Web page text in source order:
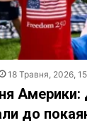
18 Травня, 2026,
Америки:
до